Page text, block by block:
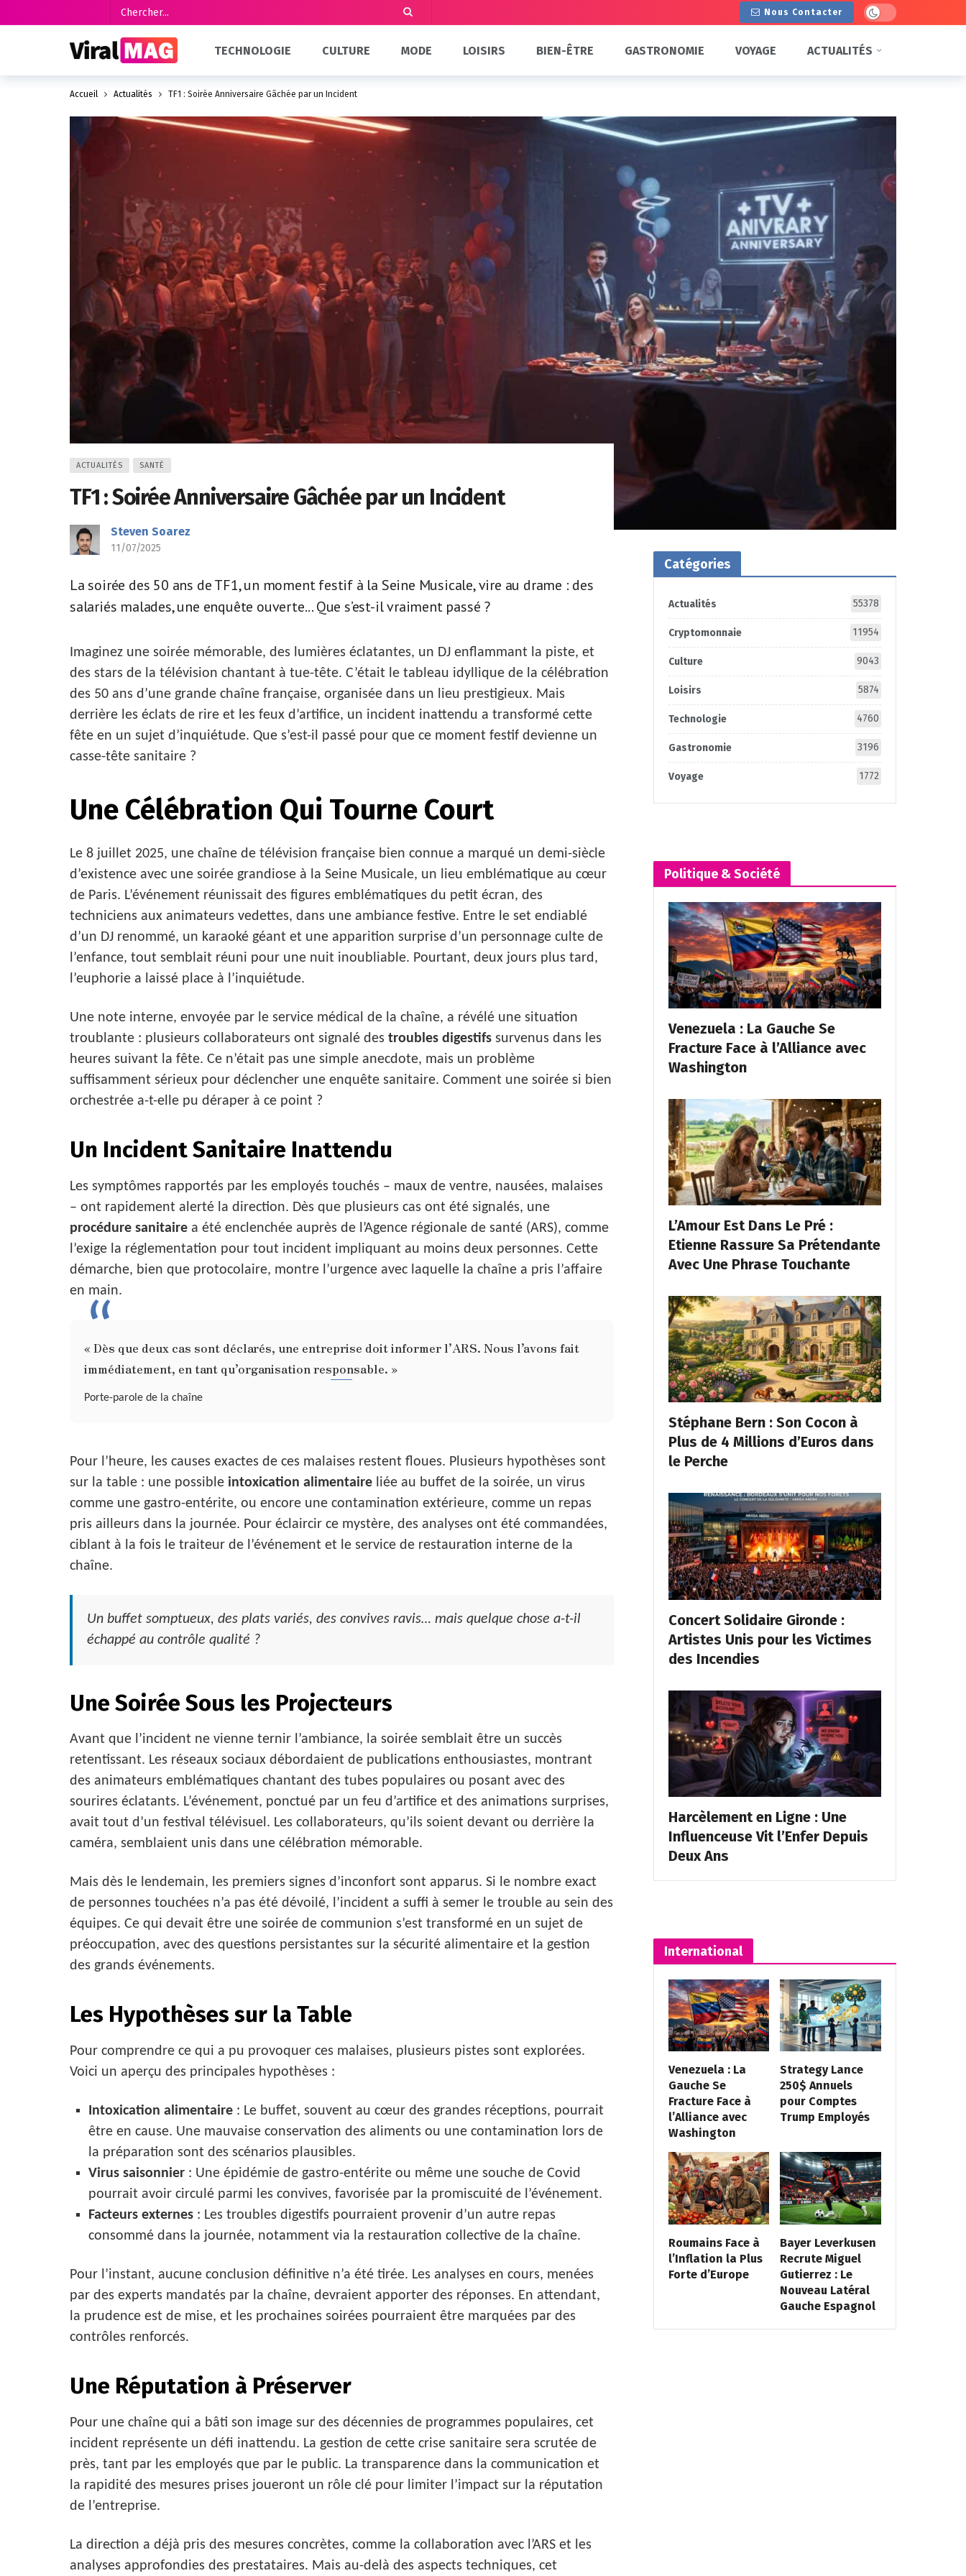
Nous Contacter Dark mode
TECHNOLOGIE CULTURE MODE LOISIRS BIEN-ÊTRE GASTRONOMIE VOYAGE ACTUALITÉS
Accueil Actualités TF1 : Soirée Anniversaire Gâchée par un Incident
ACTUALITÉS SANTÉ
TF1 : Soirée Anniversaire Gâchée par un Incident
Steven Soarez
11/07/2025
La soirée des 50 ans de TF1, un moment festif à la Seine Musicale, vire au drame : des
salariés malades, une enquête ouverte... Que s’est-il vraiment passé ?
Imaginez une soirée mémorable, des lumières éclatantes, un DJ enflammant la piste, et
des stars de la télévision chantant à tue-tête. C’était le tableau idyllique de la célébration
des 50 ans d’une grande chaîne française, organisée dans un lieu prestigieux. Mais
derrière les éclats de rire et les feux d’artifice, un incident inattendu a transformé cette
fête en un sujet d’inquiétude. Que s’est-il passé pour que ce moment festif devienne un
casse-tête sanitaire ?
Une Célébration Qui Tourne Court
Le 8 juillet 2025, une chaîne de télévision française bien connue a marqué un demi-siècle
d’existence avec une soirée grandiose à la Seine Musicale, un lieu emblématique au cœur
de Paris. L’événement réunissait des figures emblématiques du petit écran, des
techniciens aux animateurs vedettes, dans une ambiance festive. Entre le set endiablé
d’un DJ renommé, un karaoké géant et une apparition surprise d’un personnage culte de
l’enfance, tout semblait réuni pour une nuit inoubliable. Pourtant, deux jours plus tard,
l’euphorie a laissé place à l’inquiétude.
Une note interne, envoyée par le service médical de la chaîne, a révélé une situation
troublante : plusieurs collaborateurs ont signalé des troubles digestifs survenus dans les
heures suivant la fête. Ce n’était pas une simple anecdote, mais un problème
suffisamment sérieux pour déclencher une enquête sanitaire. Comment une soirée si bien
orchestrée a-t-elle pu déraper à ce point ?
Un Incident Sanitaire Inattendu
Les symptômes rapportés par les employés touchés – maux de ventre, nausées, malaises
– ont rapidement alerté la direction. Dès que plusieurs cas ont été signalés, une
procédure sanitaire a été enclenchée auprès de l’Agence régionale de santé (ARS), comme
l’exige la réglementation pour tout incident impliquant au moins deux personnes. Cette
démarche, bien que protocolaire, montre l’urgence avec laquelle la chaîne a pris l’affaire
en main.
« Dès que deux cas sont déclarés, une entreprise doit informer l’ARS. Nous l’avons fait
immédiatement, en tant qu’organisation responsable. »
Porte-parole de la chaîne
Pour l’heure, les causes exactes de ces malaises restent floues. Plusieurs hypothèses sont
sur la table : une possible intoxication alimentaire liée au buffet de la soirée, un virus
comme une gastro-entérite, ou encore une contamination extérieure, comme un repas
pris ailleurs dans la journée. Pour éclaircir ce mystère, des analyses ont été commandées,
ciblant à la fois le traiteur de l’événement et le service de restauration interne de la
chaîne.
Un buffet somptueux, des plats variés, des convives ravis… mais quelque chose a-t-il
échappé au contrôle qualité ?
Une Soirée Sous les Projecteurs
Avant que l’incident ne vienne ternir l’ambiance, la soirée semblait être un succès
retentissant. Les réseaux sociaux débordaient de publications enthousiastes, montrant
des animateurs emblématiques chantant des tubes populaires ou posant avec des
sourires éclatants. L’événement, ponctué par un feu d’artifice et des animations surprises,
avait tout d’un festival télévisuel. Les collaborateurs, qu’ils soient devant ou derrière la
caméra, semblaient unis dans une célébration mémorable.
Mais dès le lendemain, les premiers signes d’inconfort sont apparus. Si le nombre exact
de personnes touchées n’a pas été dévoilé, l’incident a suffi à semer le trouble au sein des
équipes. Ce qui devait être une soirée de communion s’est transformé en un sujet de
préoccupation, avec des questions persistantes sur la sécurité alimentaire et la gestion
des grands événements.
Les Hypothèses sur la Table
Pour comprendre ce qui a pu provoquer ces malaises, plusieurs pistes sont explorées.
Voici un aperçu des principales hypothèses :
Intoxication alimentaire : Le buffet, souvent au cœur des grandes réceptions, pourrait
être en cause. Une mauvaise conservation des aliments ou une contamination lors de
la préparation sont des scénarios plausibles.
Virus saisonnier : Une épidémie de gastro-entérite ou même une souche de Covid
pourrait avoir circulé parmi les convives, favorisée par la promiscuité de l’événement.
Facteurs externes : Les troubles digestifs pourraient provenir d’un autre repas
consommé dans la journée, notamment via la restauration collective de la chaîne.
Pour l’instant, aucune conclusion définitive n’a été tirée. Les analyses en cours, menées
par des experts mandatés par la chaîne, devraient apporter des réponses. En attendant,
la prudence est de mise, et les prochaines soirées pourraient être marquées par des
contrôles renforcés.
Une Réputation à Préserver
Pour une chaîne qui a bâti son image sur des décennies de programmes populaires, cet
incident représente un défi inattendu. La gestion de cette crise sanitaire sera scrutée de
près, tant par les employés que par le public. La transparence dans la communication et
la rapidité des mesures prises joueront un rôle clé pour limiter l’impact sur la réputation
de l’entreprise.
La direction a déjà pris des mesures concrètes, comme la collaboration avec l’ARS et les
analyses approfondies des prestataires. Mais au-delà des aspects techniques, cet
Catégories
Actualités 55378
Cryptomonnaie 11954
Culture 9043
Loisirs 5874
Technologie 4760
Gastronomie 3196
Voyage 1772
Politique & Société
Venezuela : La Gauche Se
Fracture Face à l’Alliance avec
Washington
L’Amour Est Dans Le Pré :
Etienne Rassure Sa Prétendante
Avec Une Phrase Touchante
Stéphane Bern : Son Cocon à
Plus de 4 Millions d’Euros dans
le Perche
Concert Solidaire Gironde :
Artistes Unis pour les Victimes
des Incendies
Harcèlement en Ligne : Une
Influenceuse Vit l’Enfer Depuis
Deux Ans
International
Venezuela : La
Gauche Se
Fracture Face à
l’Alliance avec
Washington
Strategy Lance
250$ Annuels
pour Comptes
Trump Employés
Roumains Face à
l’Inflation la Plus
Forte d’Europe
Bayer Leverkusen
Recrute Miguel
Gutierrez : Le
Nouveau Latéral
Gauche Espagnol